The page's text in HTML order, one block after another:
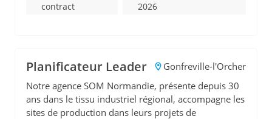
contract
2026
Planificateur Leader
Gonfreville-l'Orcher
Notre agence SOM Normandie, présente depuis 30
ans dans le tissu industriel régional, accompagne les
sites de production dans leurs projets de